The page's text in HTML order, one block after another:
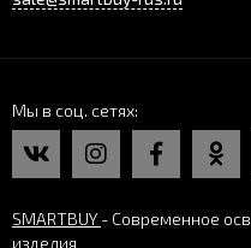
Мы в соц. сетях
SMARTBUY - Современное
изделия